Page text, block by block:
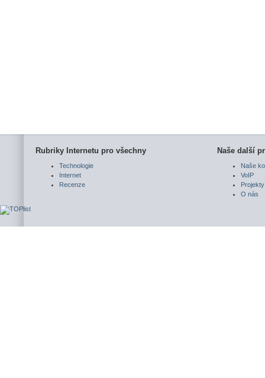
Rubriky Internetu pro všechny
Technologie
Internet
Recenze
Naše další
Naše
VoIP
Projekty
O nás